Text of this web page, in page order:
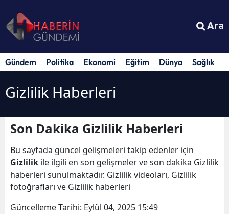
Ara
Gündem Politika Ekonomi Eğitim Dünya Sağlık
Gizlilik Haberleri
Son Dakika Gizlilik Haberleri
Bu sayfada güncel gelişmeleri takip edenler için
Gizlilik ile ilgili en son gelişmeler ve son dakika Gizlilik
haberleri sunulmaktadır. Gizlilik videoları, Gizlilik
fotoğrafları ve Gizlilik haberleri
Güncelleme Tarihi: Eylül 04, 2025 15:49